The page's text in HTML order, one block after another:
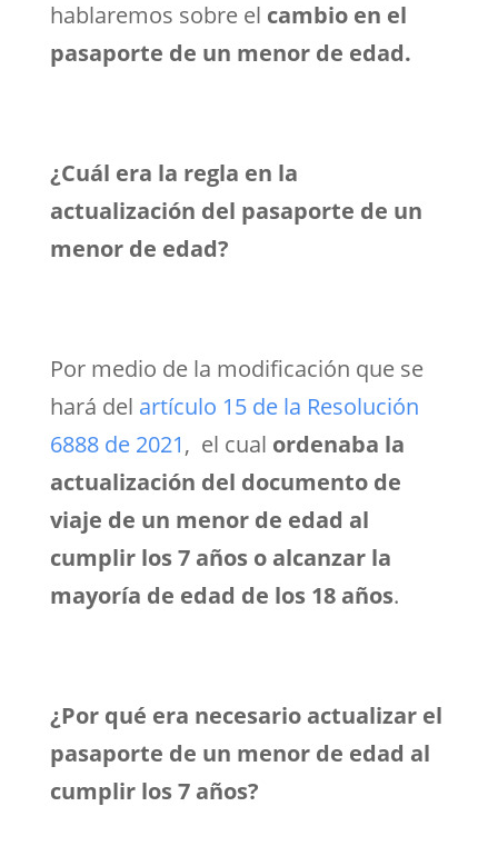
hablaremos sobre el cambio en el
pasaporte de un menor de edad.
¿Cuál era la regla en la
actualización del pasaporte de un
menor de edad?
Por medio de la modificación que se
hará del artículo 15 de la Resolución
6888 de 2021, el cual ordenaba la
actualización del documento de
viaje de un menor de edad al
cumplir los 7 años o alcanzar la
mayoría de edad de los 18 años.
¿Por qué era necesario actualizar el
pasaporte de un menor de edad al
cumplir los 7 años?